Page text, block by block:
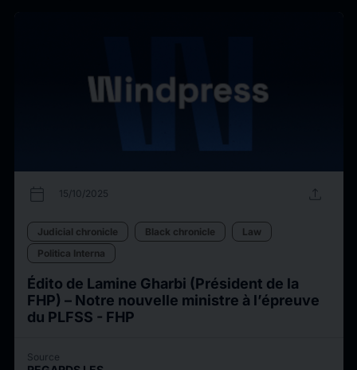
calendar_today 15/10/2025 upload
Judicial chronicle Black chronicle
Law
Politica Interna
Édito de Lamine Gharbi (Président de la
FHP) – Notre nouvelle ministre à l’épreuve
du PLFSS - FHP
Source